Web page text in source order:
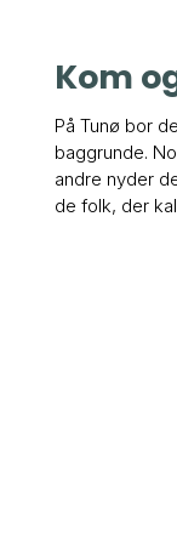
Kom
På Tunø bor
baggrunde.
andre nyder
de folk, der